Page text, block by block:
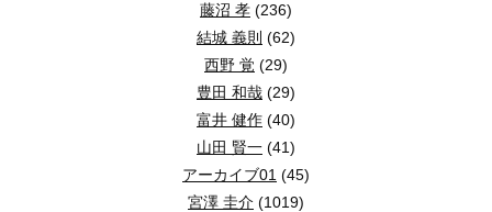
藤沼 孝 (236)
結城 義則 (62)
西野 覚 (29)
豊田 和哉 (29)
富井 健作 (40)
山田 賢一 (41)
アーカイブ01 (45)
宮澤 圭介 (1019)